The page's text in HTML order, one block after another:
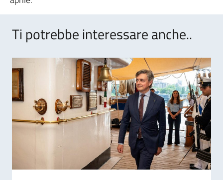
Ti potrebbe interessare anche..